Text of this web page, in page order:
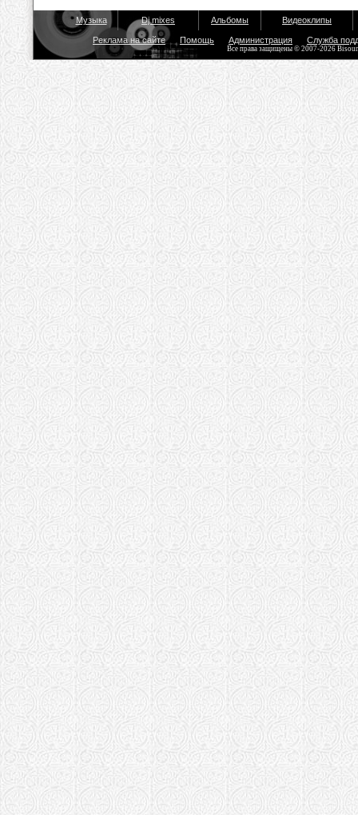
Музыка Dj mixes Альбомы Видеоклипы
Реклама на сайте Помощь Администрация Служба
Все права защищены © 2007-2026